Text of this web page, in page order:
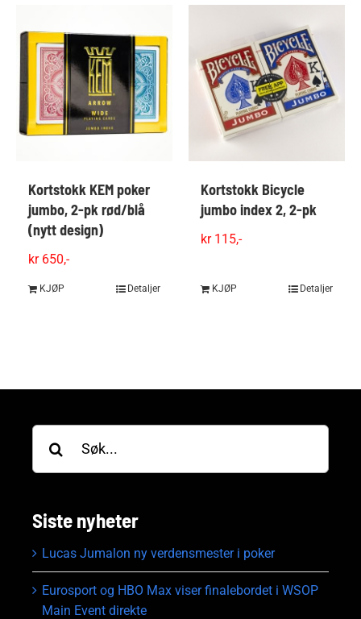
Kortstokk KEM poker
jumbo, 2-pk rød/blå
(nytt design)
kr650,-
KJØP Detaljer
Kortstokk Bicycle
jumbo index 2, 2-pk
kr115,-
KJØP Detaljer
Søk
etter:
Siste nyheter
Lucas Jumalon ny verdensmester i poker
Eurosport og HBO Max viser finalebordet i WSOP
Main Event direkte